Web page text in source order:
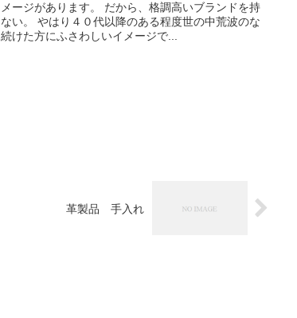
ージがあります。 だから、格調高いブランドを持
い。 やはり４０代以降のある程度世の中荒波のな
けた方にふさわしいイメージで...
革製品 手入れ